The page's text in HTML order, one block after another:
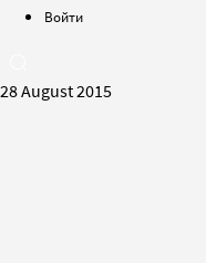
Войти
28 August 2015